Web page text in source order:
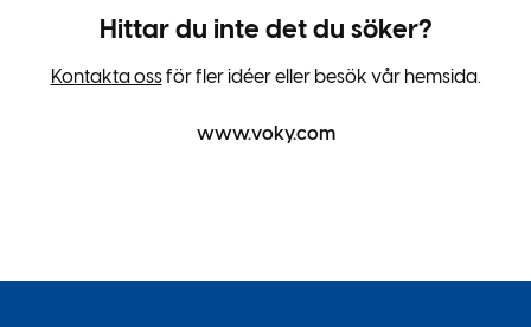
Hittar du inte det du söker?
Kontakta ossför fler idéer eller besök vår hemsida.
www.voky.com